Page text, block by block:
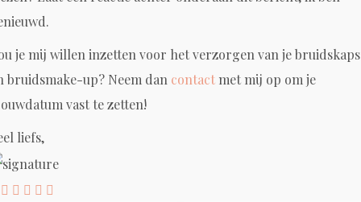
je mij willen inzetten voor het verzorgen van je
bruidsmake-up? Neem dan contact met mij op om je
vast te zetten!
liefs,